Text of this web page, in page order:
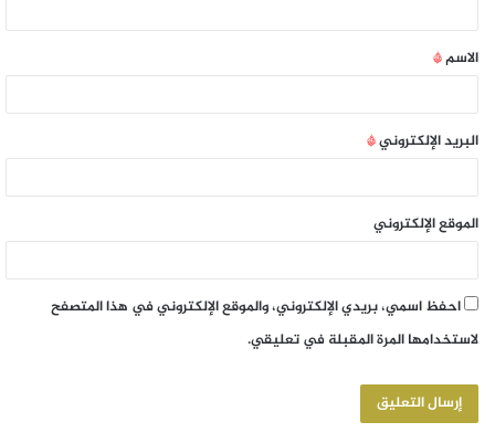
الاسم*
البريد الإلكتروني*
الموقع الإلكتروني
احفظ اسمي، بريدي الإلكتروني، والموقع الإلكتروني في هذا المتصفح
لاستخدامها المرة المقبلة في تعليقي.